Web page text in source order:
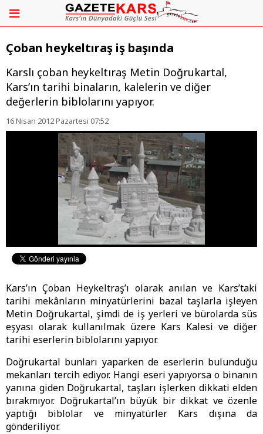
Çoban heykeltıraş iş başında
Karslı çoban heykeltıraş Metin Doğrukartal,
Kars’ın tarihi binaların, kalelerin ve diğer
değerlerin biblolarını yapıyor.
16 Nisan 2012 Pazartesi 07:52
Kars’ın Çoban Heykeltraş’ı olarak anılan ve Kars’taki
tarihi mekânların minyatürlerini bazal taşlarla işleyen
Metin Doğrukartal, şimdi de iş yerleri ve bürolarda süs
eşyası olarak kullanılmak üzere Kars Kalesi ve diğer
tarihi eserlerin biblolarını yapıyor.
Doğrukartal bunları yaparken de eserlerin bulunduğu
mekanları tercih ediyor. Hangi eseri yapıyorsa o binanın
yanına giden Doğrukartal, taşları işlerken dikkati elden
bırakmıyor. Doğrukartal’ın büyük bir dikkat ve özenle
yaptığı biblolar ve minyatürler Kars dışına da
gönderiliyor.